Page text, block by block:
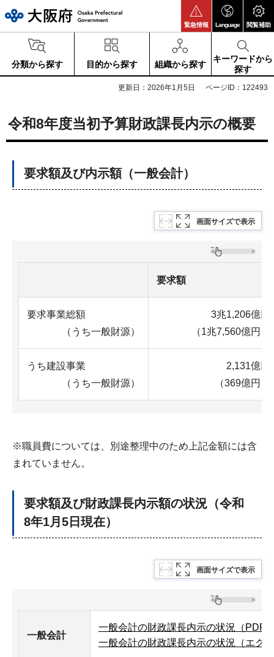
緊急情報 Language 閲覧補助
分類から探す 目的から探す 組織から探す
キーワードから
探す
更新日：2026年1月5日 ページID：122493
令和8年度当初予算財政課長内示の概要
要求額及び内示額（一般会計）
画面サイズで表示
要求額
要求事業総額
（うち一般財源）
3兆1,206億円
（1兆7,560億円）
うち建設事業
（うち一般財源）
2,131億円
（369億円）
※職員費については、別途整理中のため上記金額には含
まれていません。
要求額及び財政課長内示額の状況（令和
8年1月5日現在）
画面サイズで表示
一般会計
一般会計の財政課長内示の状況（PDF
一般会計の財政課長内示の状況（エク